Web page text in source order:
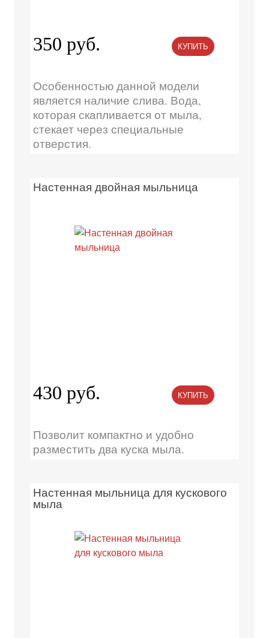
350 руб. КУПИТЬ
Особенностью данной модели
является наличие слива. Вода,
которая скапливается от мыла,
стекает через специальные
отверстия.
Настенная двойная мыльница
430 руб. КУПИТЬ
Позволит компактно и удобно
разместить два куска мыла.
Настенная мыльница для кускового
мыла